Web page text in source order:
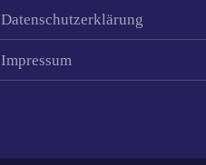
Datenschutzerklärung
Impressum